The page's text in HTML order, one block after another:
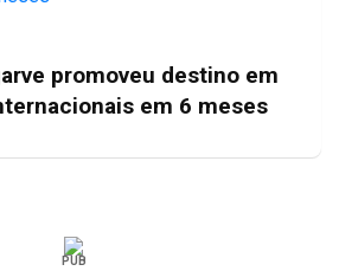
promoveu destino em
em 6 meses
PUB